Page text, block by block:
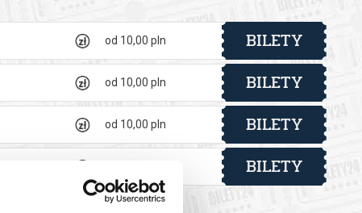
od 10,00 pln BILETY
od 10,00 pln BILETY
od 10,00 pln BILETY
BILETY